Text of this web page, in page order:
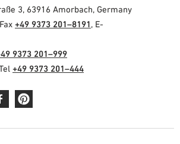
3, 63916 Amorbach, Germany
+49 9373 201–8191, E-
9373 201–999
+49 9373 201–444